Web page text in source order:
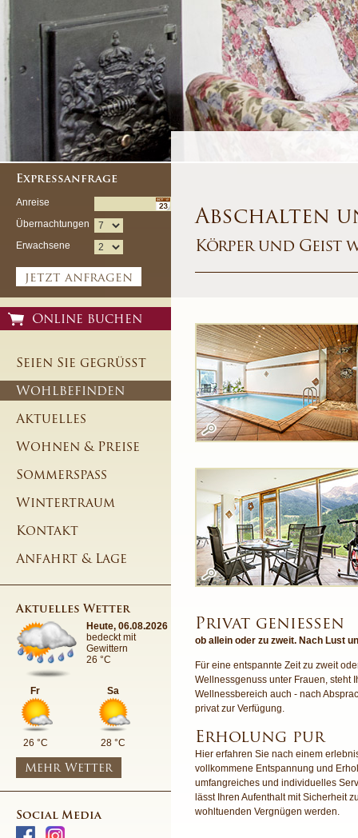
Expressanfrage
Anreise
Übernachtungen
Erwachsene
jetzt anfragen
Online buchen
Seien Sie gegrüßt
Wohlbefinden
Aktuelles
Wohnen & Preise
Sommerspass
Wintertraum
Kontakt
Anfahrt & Lage
Aktuelles Wetter
Heute, 06.08.2026
bedeckt mit
Gewittern
26 °C
Fr
26 °C
Sa
28 °C
Mehr Wetter
Social Media
Abschalten
Körper und Geist
Privat genießen
ob allein oder zu zweit. Nach Lust
Für eine entspannte Zeit zu zweit
Wellnessgenuss unter Frauen, steht
Wellnessbereich auch - nach
privat zur Verfügung.
Erholung pur
Hier erfahren Sie nach einem
vollkommene Entspannung und
umfangreiches und individuelles
lässt Ihren Aufenthalt mit Sicherheit
wohltuenden Vergnügen werden.